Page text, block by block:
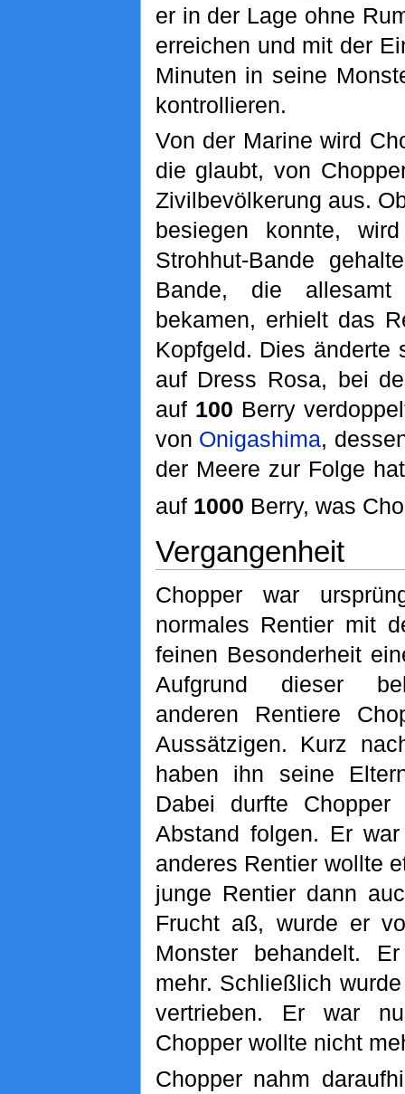
er in der Lage ohne
erreichen und mit der
Minuten in seine
kontrollieren.
Von der Marine wird
die glaubt, von
Zivilbevölkerung aus.
besiegen konnte,
Strohhut-Bande
Bande, die allesamt
bekamen, erhielt das
Kopfgeld. Dies änderte
auf Dress Rosa, bei
auf 100 Berry
von Onigashima,
der Meere zur Folge
auf 1000 Berry, was
Vergangenheit
Chopper war
normales Rentier mit
feinen Besonderheit
Aufgrund dieser
anderen Rentiere
Aussätzigen. Kurz
haben ihn seine
Dabei durfte
Abstand folgen. Er
anderes Rentier wollte
junge Rentier dann
Frucht aß, wurde er
Monster behandelt.
mehr. Schließlich
vertrieben. Er war
Chopper wollte nicht
Chopper nahm